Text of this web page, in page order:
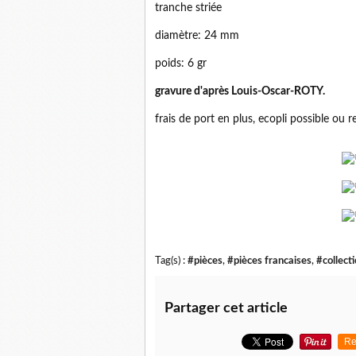
tranche striée
diamètre: 24 mm
poids: 6 gr
gravure d'après Louis-Oscar-ROTY.
frais de port en plus, ecopli possible ou
Tag(s) : #pièces, #pièces francaises,
Partager cet article